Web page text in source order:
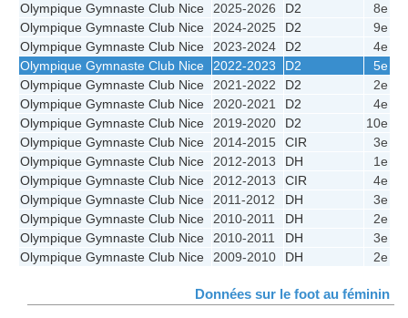
Olympique Gymnaste Club Nice
2025-2026 D2 8e
Olympique Gymnaste Club Nice
2024-2025 D2 9e
Olympique Gymnaste Club Nice
2023-2024 D2 4e
Olympique Gymnaste Club Nice
2022-2023 D2 5e
Olympique Gymnaste Club Nice
2021-2022 D2 2e
Olympique Gymnaste Club Nice
2020-2021 D2 4e
Olympique Gymnaste Club Nice
2019-2020 D2 10e
Olympique Gymnaste Club Nice
2014-2015 CIR 3e
Olympique Gymnaste Club Nice
2012-2013 DH 1e
Olympique Gymnaste Club Nice
2012-2013 CIR 4e
Olympique Gymnaste Club Nice
2011-2012 DH 3e
Olympique Gymnaste Club Nice
2010-2011 DH 2e
Olympique Gymnaste Club Nice
2010-2011 DH 3e
Olympique Gymnaste Club Nice
2009-2010 DH 2e
Données sur le foot au féminin